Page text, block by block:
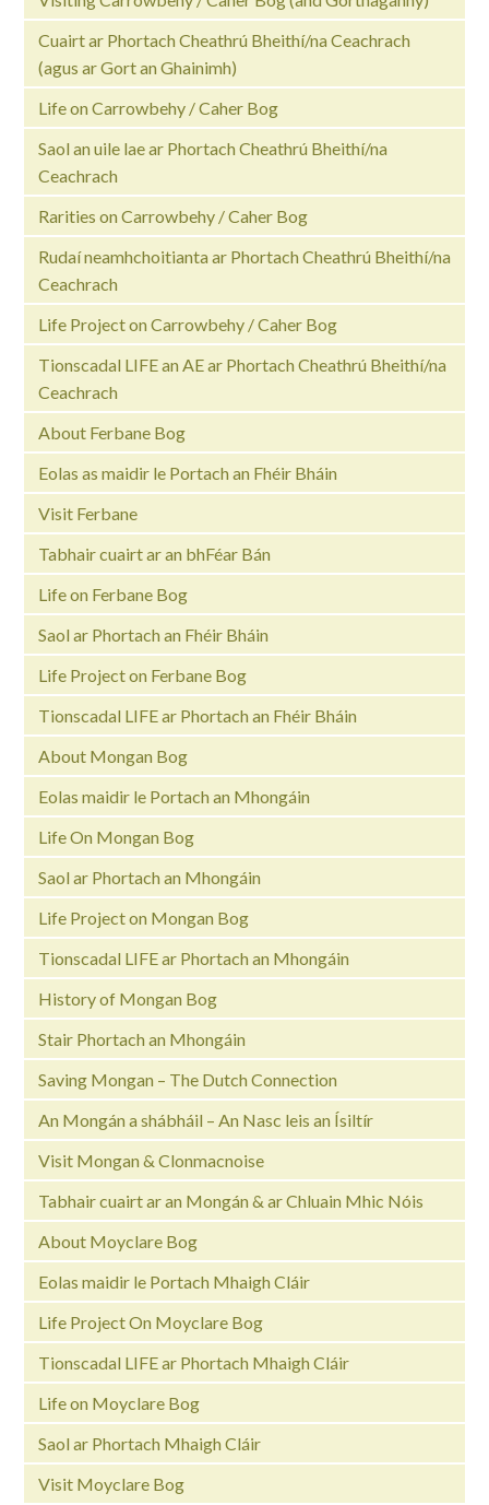
Cuairt ar Phortach Cheathrú Bheithí/na Ceachrach
(agus ar Gort an Ghainimh)
Life on Carrowbehy / Caher Bog
Saol an uile lae ar Phortach Cheathrú Bheithí/na
Ceachrach
Rarities on Carrowbehy / Caher Bog
Rudaí neamhchoitianta ar Phortach Cheathrú Bheithí/na
Ceachrach
Life Project on Carrowbehy / Caher Bog
Tionscadal LIFE an AE ar Phortach Cheathrú Bheithí/na
Ceachrach
About Ferbane Bog
Eolas as maidir le Portach an Fhéir Bháin
Visit Ferbane
Tabhair cuairt ar an bhFéar Bán
Life on Ferbane Bog
Saol ar Phortach an Fhéir Bháin
Life Project on Ferbane Bog
Tionscadal LIFE ar Phortach an Fhéir Bháin
About Mongan Bog
Eolas maidir le Portach an Mhongáin
Life On Mongan Bog
Saol ar Phortach an Mhongáin
Life Project on Mongan Bog
Tionscadal LIFE ar Phortach an Mhongáin
History of Mongan Bog
Stair Phortach an Mhongáin
Saving Mongan – The Dutch Connection
An Mongán a shábháil – An Nasc leis an Ísiltír
Visit Mongan & Clonmacnoise
Tabhair cuairt ar an Mongán & ar Chluain Mhic Nóis
About Moyclare Bog
Eolas maidir le Portach Mhaigh Cláir
Life Project On Moyclare Bog
Tionscadal LIFE ar Phortach Mhaigh Cláir
Life on Moyclare Bog
Saol ar Phortach Mhaigh Cláir
Visit Moyclare Bog